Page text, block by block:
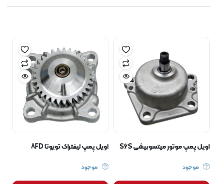
اویل پمپ موتور میتسوبیشی S6S
موجود
اویل پمپ لیفتراک تویوتا 8FD
موجود